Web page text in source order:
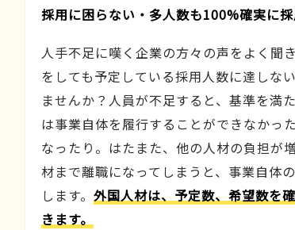
採用に困らない・多人数も100%確実に
人手不足に嘆く企業の方々の声をよく聞
をしても予定している採用人数に達しな
ませんか？人員が不足すると、基準を満
は事業自体を履行することができなかっ
なったり。はたまた、他の人材の負担が
材まで離職になってしまうと、事業自体
します。 外国人材は、予定数、希望数を
きます。